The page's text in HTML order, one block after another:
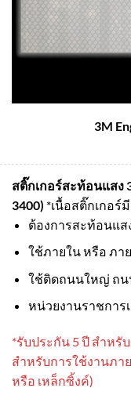
3M
สติ๊กเกอร์สะท้อนแสง
3400) *เนื้อสติ๊กเกอร์
ต้องการสะท้อนแ
ใช้ภายใน หรือ ภา
ใช้ติดถนนใหญ่ ถน
หน่วยงานราชการ
*รับประกัน 5 ปี สําหรั
สําหรับการใช้งานภา
หรือ เหล็กซิ้งค์)